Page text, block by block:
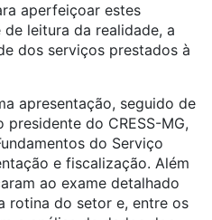
aperfeiçoar estes
leitura da realidade, a
dos serviços prestados à
apresentação, seguido de
do CRESS-MG,
do Serviço
e fiscalização. Além
ao exame detalhado
rotina do setor e, entre os